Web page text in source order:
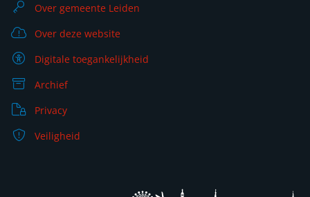
Over gemeente Leiden
Over deze website
Digitale toegankelijkheid
Archief
Privacy
Veiligheid